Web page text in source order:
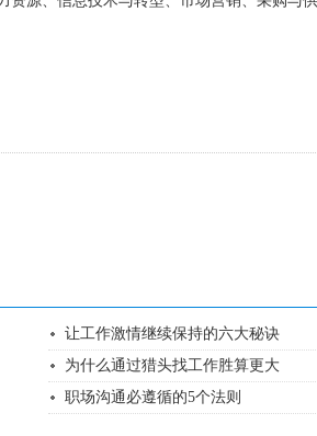
让工作激情继续保持的六大秘诀
为什么通过猎头找工作胜算更大
职场沟通必遵循的5个法则